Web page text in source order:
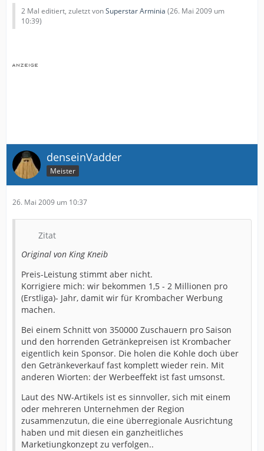
2 Mal editiert, zuletzt vonSuperstar Arminia (26. Mai 2009 um
10:39)
denseinVadder
Meister
26. Mai 2009 um 10:37
Zitat
Original von King Kneib
Preis-Leistung stimmt aber nicht.
Korrigiere mich: wir bekommen 1,5 - 2 Millionen pro
(Erstliga)- Jahr, damit wir für Krombacher Werbung
machen.
Bei einem Schnitt von 350000 Zuschauern pro Saison
und den horrenden Getränkepreisen ist Krombacher
eigentlich kein Sponsor. Die holen die Kohle doch über
den Getränkeverkauf fast komplett wieder rein. Mit
anderen Wiorten: der Werbeeffekt ist fast umsonst.
Laut des NW-Artikels ist es sinnvoller, sich mit einem
oder mehreren Unternehmen der Region
zusammenzutun, die eine überregionale Ausrichtung
haben und mit diesen ein ganzheitliches
Marketiungkonzept zu verfolgen..